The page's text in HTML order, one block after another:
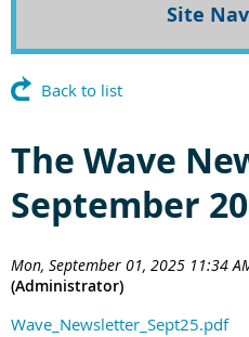
Site
Back to list
The Wave
September
Mon, September 01, 2025 11:34
(Administrator)
Wave_Newsletter_Sept25.pdf